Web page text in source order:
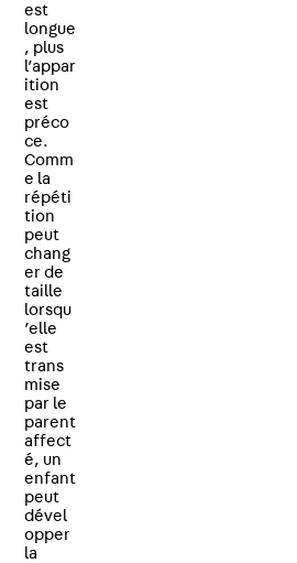
est
longue
, plus
l’appar
ition
est
préco
ce.
Comm
e la
répéti
tion
peut
chang
er de
taille
lorsqu
’elle
est
trans
mise
par le
parent
affect
é, un
enfant
peut
dével
opper
la